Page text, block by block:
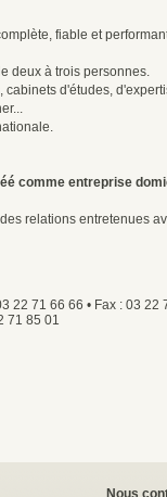
fiable et
deux à trois personnes.
d'études,
comme entreprise
relations entretenues
22 71 66 66 • Fax : 03 22
71 85 01
Nous